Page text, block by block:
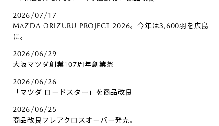
2026/07/17
MAZDA ORIZURU PROJECT 2026。今年は3,600羽を広島
に。
2026/06/29
大阪マツダ創業107周年創業祭
2026/06/26
「マツダ ロードスター」を商品改良
2026/06/25
商品改良フレアクロスオーバー発売。